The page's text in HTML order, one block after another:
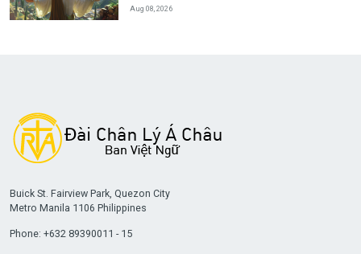
Aug 08, 2026
Buick St. Fairview Park, Quezon City
Metro Manila 1106 Philippines
Phone: +632 89390011 - 15